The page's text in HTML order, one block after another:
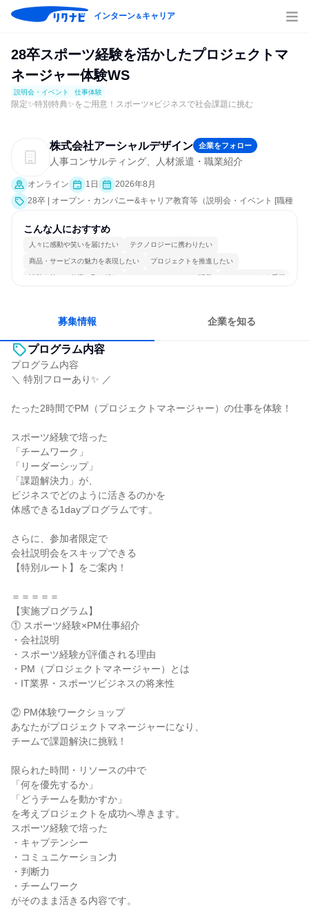
インターン＆キャリア
28卒スポーツ経験を活かしたプロジェクトマ
ネージャー体験WS
説明会・イベント 仕事体験
限定✨特別特典✨をご用意！スポーツ×ビジネスで社会課題に挑む
株式会社アーシャルデザイン 企業をフォロー
人事コンサルティング、人材派遣・職業紹介
オンライン 1日
2026年8月
28卒 | オープン・カンパニー&キャリア教育等（説明会・イベント [職種
こんな人におすすめ
人々に感動や笑いを届けたい テクノロジーに携わりたい
商品・サービスの魅力を表現したい プロジェクトを推進したい
情熱を持って仕事に取り組む コミュニケーションが活発 チームワークを重視
募集情報 企業を知る
プログラム内容
プログラム内容
＼ 特別フローあり✨ ／
たった2時間でPM（プロジェクトマネージャー）の仕事を体験！
スポーツ経験で培った
「チームワーク」
「リーダーシップ」
「課題解決力」が、
ビジネスでどのように活きるのかを
体感できる1dayプログラムです。
さらに、参加者限定で
会社説明会をスキップできる
【特別ルート】をご案内！
＝＝＝＝＝
【実施プログラム】
① スポーツ経験×PM仕事紹介
・会社説明
・スポーツ経験が評価される理由
・PM（プロジェクトマネージャー）とは
・IT業界・スポーツビジネスの将来性
② PM体験ワークショップ
あなたがプロジェクトマネージャーになり、
チームで課題解決に挑戦！
限られた時間・リソースの中で
「何を優先するか」
「どうチームを動かすか」
を考えプロジェクトを成功へ導きます。
スポーツ経験で培った
・キャプテンシー
・コミュニケーション力
・判断力
・チームワーク
がそのまま活きる内容です。